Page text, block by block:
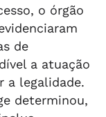
o órgão
de
a atuação
a legalidade.
determinou,